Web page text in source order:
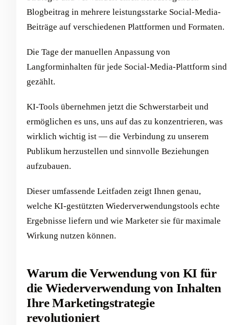
Blogbeitrag in mehrere leistungsstarke Social-Media-
Beiträge auf verschiedenen Plattformen und Formaten.
Die Tage der manuellen Anpassung von
Langforminhalten für jede Social-Media-Plattform sind
gezählt.
KI-Tools übernehmen jetzt die Schwerstarbeit und
ermöglichen es uns, uns auf das zu konzentrieren, was
wirklich wichtig ist — die Verbindung zu unserem
Publikum herzustellen und sinnvolle Beziehungen
aufzubauen.
Dieser umfassende Leitfaden zeigt Ihnen genau,
welche KI-gestützten Wiederverwendungstools echte
Ergebnisse liefern und wie Marketer sie für maximale
Wirkung nutzen können.
Warum die Verwendung von KI für
die Wiederverwendung von Inhalten
Ihre Marketingstrategie
revolutioniert